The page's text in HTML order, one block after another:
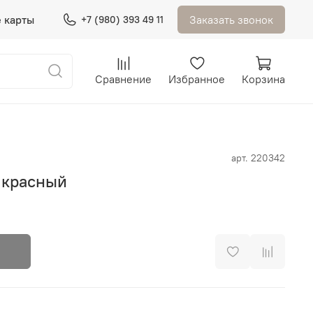
карты +7 (980) 393 49 11 Заказать звонок
Сравнение Избранное Корзина
арт. 220342